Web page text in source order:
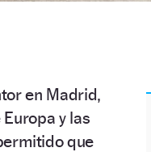
en Madrid,
y las
que